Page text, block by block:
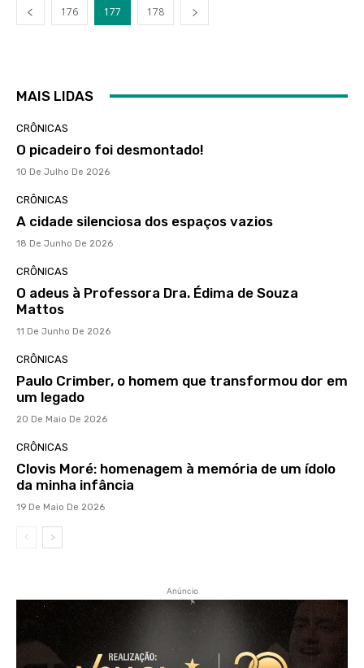
176 177 178
MAIS LIDAS
CRÔNICAS
O picadeiro foi desmontado!
10 De Julho De 2026
CRÔNICAS
A cidade silenciosa dos espaços vazios
18 De Junho De 2026
CRÔNICAS
O adeus à Professora Dra. Édima de Souza
Mattos
11 De Junho De 2026
CRÔNICAS
Paulo Crimber, o homem que transformou dor em
um legado
20 De Maio De 2026
CRÔNICAS
Clovis Moré: homenagem à memória de um ídolo
da minha infância
19 De Maio De 2026
Anúncio